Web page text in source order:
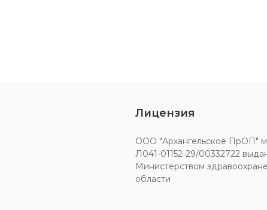
Лицензия
ООО "Архангельское ПрОП"
Л041-01152-29/00332722
Министерством
области